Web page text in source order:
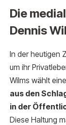
Die
Dennis
In der heutigen
um ihr
Wilms wählt
aus den
in der
Diese Haltung